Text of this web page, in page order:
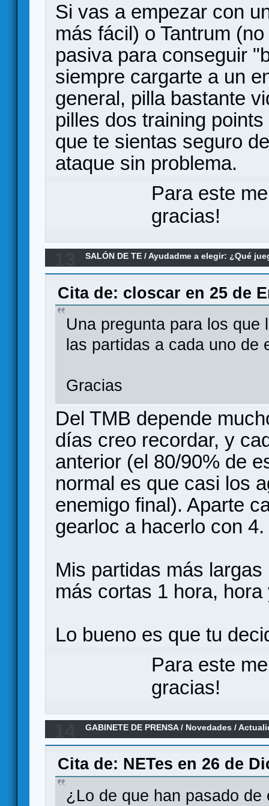
Si vas a empezar con
más fácil) o Tantrum
pasiva para conseguir
siempre cargarte a un
general, pilla bastante
pilles dos training
que te sientas seguro
ataque sin problema.
Para este
gracias!
SALÓN DE TE /Ayudadme a elegir: ¿Qué
Cita de: closcar en 25 de
Una pregunta para los que
las partidas a cada uno de
Gracias
Del TMB depende
días creo recordar, y
anterior (el 80/90% de
normal es que casi los
enemigo final). Aparte
gearloc a hacerlo con 4.
Mis partidas más
más cortas 1 hora,
Lo bueno es que tu
Para este
gracias!
GABINETE DE PRENSA/ Novedades /
Cita de: NETes en 26 de
¿Lo de que han pasado